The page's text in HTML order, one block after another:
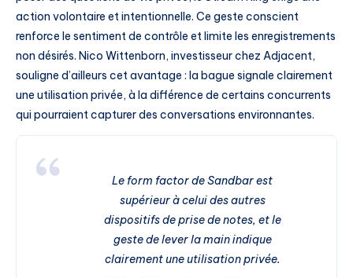
action volontaire et intentionnelle. Ce geste conscient
renforce le sentiment de contrôle et limite les enregistrements
non désirés. Nico Wittenborn, investisseur chez Adjacent,
souligne d’ailleurs cet avantage : la bague signale clairement
une utilisation privée, à la différence de certains concurrents
qui pourraient capturer des conversations environnantes.
Le form factor de Sandbar est
supérieur à celui des autres
dispositifs de prise de notes, et le
geste de lever la main indique
clairement une utilisation privée.